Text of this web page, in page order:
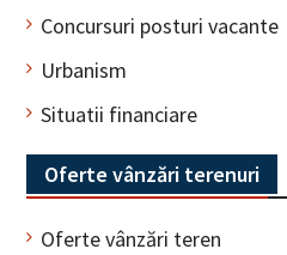
Concursuri posturi vacante
Urbanism
Situatii financiare
Oferte vânzări terenuri
Oferte vânzări teren